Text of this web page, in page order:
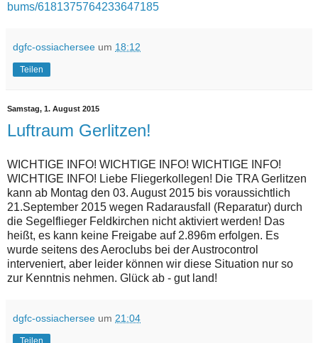
bums/6181375764233647185
dgfc-ossiachersee um 18:12
Teilen
Samstag, 1. August 2015
Luftraum Gerlitzen!
WICHTIGE INFO! WICHTIGE INFO! WICHTIGE INFO!
WICHTIGE INFO! Liebe Fliegerkollegen! Die TRA Gerlitzen
kann ab Montag den 03. August 2015 bis voraussichtlich
21.September 2015 wegen Radarausfall (Reparatur) durch
die Segelflieger Feldkirchen nicht aktiviert werden! Das
heißt, es kann keine Freigabe auf 2.896m erfolgen. Es
wurde seitens des Aeroclubs bei der Austrocontrol
interveniert, aber leider können wir diese Situation nur so
zur Kenntnis nehmen. Glück ab - gut land!
dgfc-ossiachersee um 21:04
Teilen